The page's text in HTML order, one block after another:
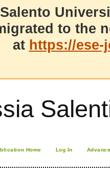
to the
at https://
Home Log In